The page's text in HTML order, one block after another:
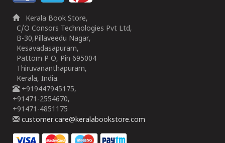
Kerala Book Store,
C/O Consors Technologies Pvt Ltd,
B-30,Pillaveedu Nagar,
Kesavadasapuram,
Pattom P O, Pin 695004
Thiruvananthapuram,
Kerala, India.
+919447945175,
+91471-2554670,
+91471-4851175
customer.care@keralabookstore.com